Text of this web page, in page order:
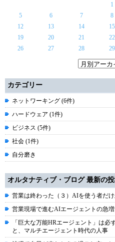
1
5
6 7 8
12
13 14 15
19
20 21 22
26
27 28 29
カテゴリー
ネットワーキング (6件)
ハードウェア (1件)
ビジネス (5件)
社会 (1件)
自分磨き
オルタナティブ・ブログ 最新の
営業は終わった（３）AIを使う者だ
営業現場で進むAIエージェントの急
「巨大な万能HRエージェント」は必
と、マルチエージェント時代の人事